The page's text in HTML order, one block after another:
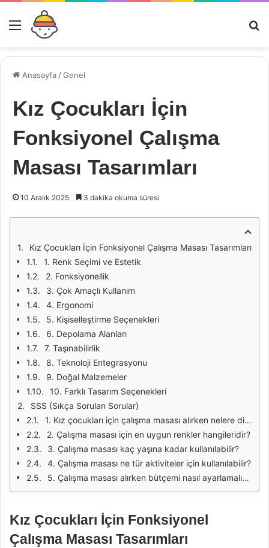
Menü
Anasayfa /Genel
Kız Çocukları İçin
Fonksiyonel Çalışma
Masası Tasarımları
10 Aralık 2025 3 dakika okuma süresi
Kız Çocukları İçin Fonksiyonel Çalışma Masası Tasarımları
1. Renk Seçimi ve Estetik
2. Fonksiyonellik
3. Çok Amaçlı Kullanım
4. Ergonomi
5. Kişiselleştirme Seçenekleri
6. Depolama Alanları
7. Taşınabilirlik
8. Teknoloji Entegrasyonu
9. Doğal Malzemeler
10. Farklı Tasarım Seçenekleri
SSS (Sıkça Sorulan Sorular)
1. Kız çocukları için çalışma masası alırken nelere dikkat etmeliyim?
2. Çalışma masası için en uygun renkler hangileridir?
3. Çalışma masası kaç yaşına kadar kullanılabilir?
4. Çalışma masası ne tür aktiviteler için kullanılabilir?
5. Çalışma masası alırken bütçemi nasıl ayarlamalıyım?
Kız Çocukları İçin Fonksiyonel
Çalışma Masası Tasarımları